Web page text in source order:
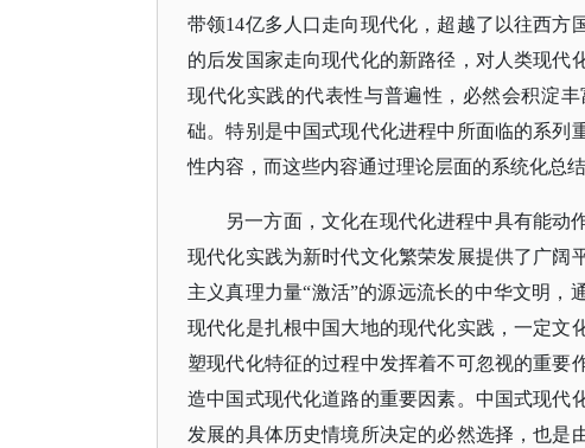
带领14亿多人口走向现代化，超越了以往西方
的后发国家走向现代化的新路径，对人类现代
现代化实践的代表性与普遍性，必然会积淀
础。特别是中国式现代化进程中所面临的系列
性内容，而这些内容通过理论层面的系统化总
另一方面，文化在现代化进程中具有能动
现代化实践为新时代文化繁荣发展提供了广阔
主义真理力量“激活”的源远流长的中华文明，
现代化是扎根中国大地的现代化实践，一定文
塑现代化特征的过程中发挥着不可忽视的重要
造中国式现代化道路的重要因素。中国式现代
发展的具体历史情境所决定的必然选择，也是